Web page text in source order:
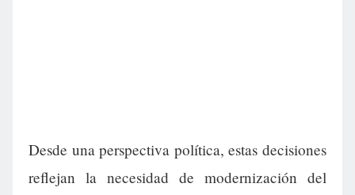
Desde una perspectiva política, estas decisiones
reflejan la necesidad de modernización del